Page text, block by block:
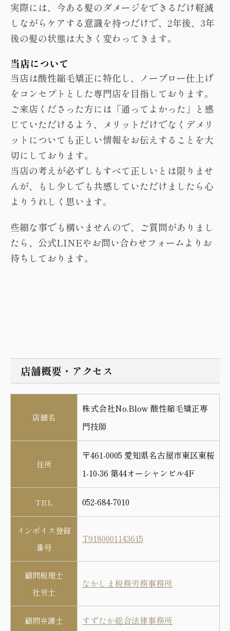
実際には、今ある髪のダメージをできるだけ軽減
しながらケアする意識を持つだけで、2年後、3年
後の髪の状態は大きく変わってきます。
当店について
当店は酸性縮毛矯正に特化し、ノーブロー仕上げ
をコンセプトとした専門店を目指しております。
ご来店くださった方には「通ってよかった」と感
じていただけるよう、メリットだけでなくデメリ
ットについても正しい情報をお伝えすることを大
切にしております。
当店の考えが必ずしもすべて正しいとは限りませ
んが、もし少しでも共感していただけましたら心
よりうれしく思います。
些細な事でも構いませんので、ご質問がありまし
たら、 公式LINEやお問い合わせフォームよりお
待ちしております。
店舗概要・アクセス
店舗名
株式会社No.Blow 酸性縮毛矯正専
門技師
住所
〒461-0005 愛知県名古屋市東区東桜
1-10-36 第44オーシャンビル4F
TEL 052-684-7010
インボイス登録
番号
T9180001143615
顧問税理士
社労士
なかしま税務労務事務所
顧問弁護士 すずたか総合法律事務所